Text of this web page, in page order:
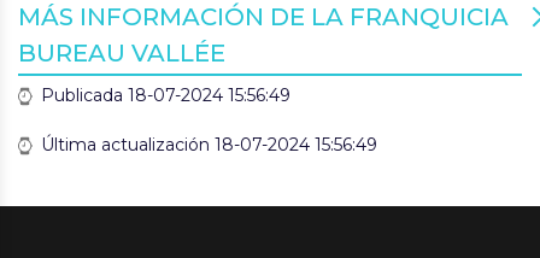
MÁS INFORMACIÓN DE LA FRANQUICIA
BUREAU VALLÉE
Publicada 18-07-2024 15:56:49
Última actualización 18-07-2024 15:56:49